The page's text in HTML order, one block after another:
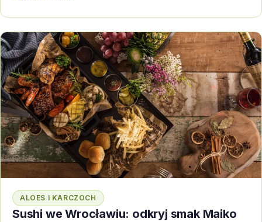
ALOES I KARCZOCH
Sushi we Wrocławiu: odkryj smak Maiko